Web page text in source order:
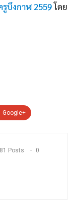
บึงกาฬ 2559โดย
Google+
Posts
0